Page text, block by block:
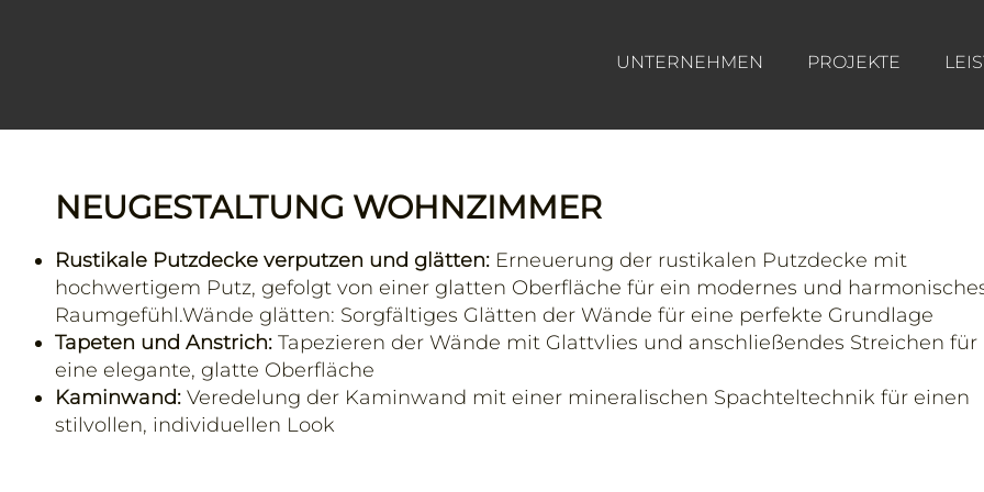
UNTERNEHMEN PROJEKTE
NEUGESTALTUNG WOHNZIMMER
Rustikale Putzdecke verputzen und glätten: Erneuerung der rustikalen Putzdecke mit
hochwertigem Putz, gefolgt von einer glatten Oberfläche für ein modernes und
Raumgefühl.Wände glätten: Sorgfältiges Glätten der Wände für eine perfekte Grundlage
Tapeten und Anstrich: Tapezieren der Wände mit Glattvlies und anschließendes Streichen für
eine elegante, glatte Oberfläche
Kaminwand: Veredelung der Kaminwand mit einer mineralischen Spachteltechnik für einen
stilvollen, individuellen Look